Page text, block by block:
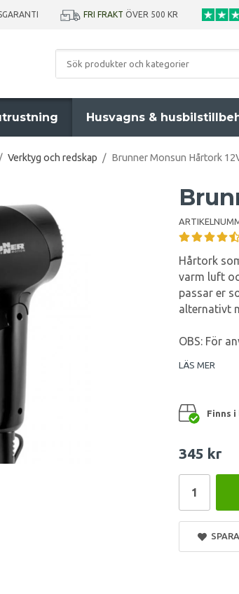
FRI FRAKT ÖVER 500 KR
Husvagns &
/ Verktyg och redskap / Brunner Monsun Hårtork
Hårtork
varm luft
passar er
alternativt
OBS: För
LÄS MER
Finns
345 kr